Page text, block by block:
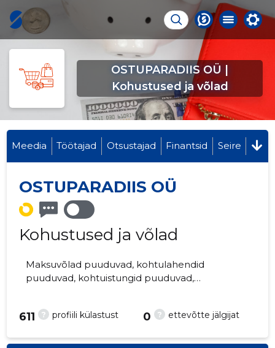
OSTUPARADIIS OÜ |
Kohustused ja võlad
Meedia Töötajad Otsustajad Finantsid Seire
OSTUPARADIIS OÜ
Kohustused ja võlad
Maksuvõlad puuduvad, kohtulahendid
puuduvad, kohtuistungid puuduvad,
+372 58152563
? profiili külastust
611 ? ettevõtte jälgijat
0